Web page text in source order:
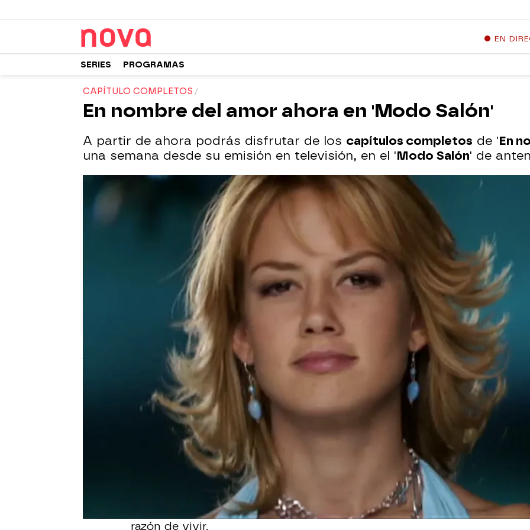
EN
SERIES PROGRAMAS
CAPÍTULO COMPLETOS
En nombre del amor ahora en 'Modo Salón'
A partir de ahora podrás disfrutar de los capítulos completos de 'En
una semana desde su emisión en televisión, en el 'Modo Salón' de
11 de junio de 2012, 10:53
WhatsappFacebook
En Nombre del Amor
” es una telenovela que puedes seguir
todas las tardes de
lunes a viernes a las 18:00 en Nova
. Narra
una historia costumbrista que muestra los valores y
tradiciones de algún rincón provinciano de la República
Mexicana en la época actual. Es un relato que se adentra en la
intimidad de la vida cotidiana de sus personajes poniendo al
desnudo sus emociones, sus sentimientos, sus móviles y su
razón de vivir.